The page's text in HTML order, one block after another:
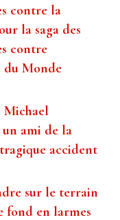
contre la
la saga des
contre
du Monde
Michael
ami de la
accident
sur le terrain
fond en larmes